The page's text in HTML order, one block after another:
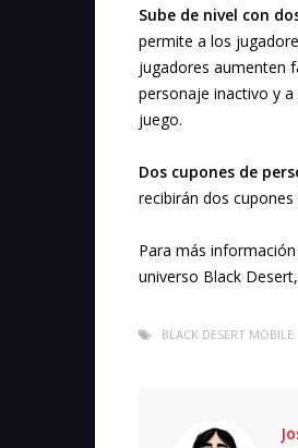
Sube de nivel con
permite a los
jugadores aumenten
personaje inactivo y
juego.
Dos cupones de
recibirán dos
Para más
universo Black
BLACK DESERT MOBILE